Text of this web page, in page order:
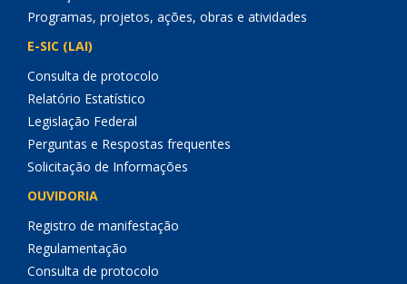
Programas, projetos, ações, obras e atividades
E-SIC (LAI)
Consulta de protocolo
Relatório Estatístico
Legislação Federal
Perguntas e Respostas frequentes
Solicitação de Informações
OUVIDORIA
Registro de manifestação
Regulamentação
Consulta de protocolo